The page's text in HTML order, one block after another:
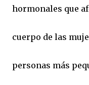
hormonales que
cuerpo de las
personas más